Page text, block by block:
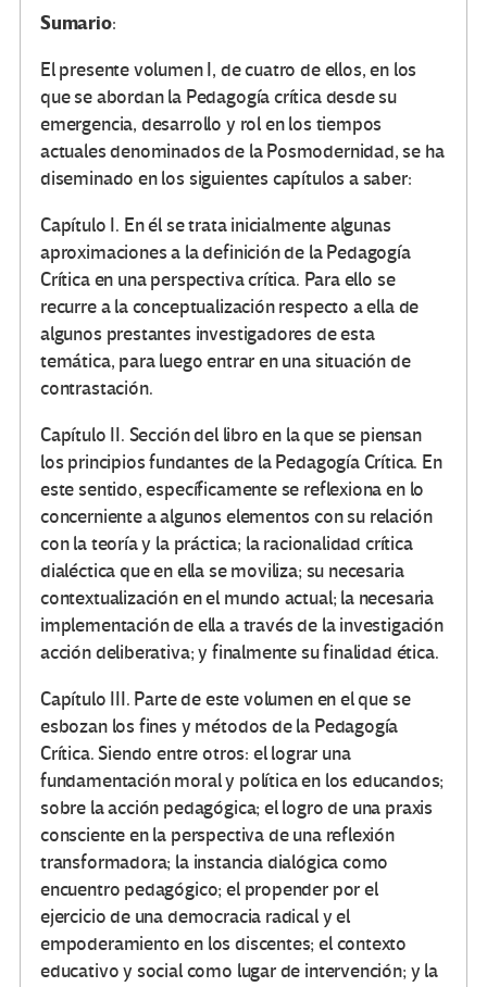
Sumario:
El presente volumen I, de cuatro de ellos, en los
que se abordan la Pedagogía crítica desde su
emergencia, desarrollo y rol en los tiempos
actuales denominados de la Posmodernidad, se ha
diseminado en los siguientes capítulos a saber:
Capítulo I. En él se trata inicialmente algunas
aproximaciones a la definición de la Pedagogía
Crítica en una perspectiva crítica. Para ello se
recurre a la conceptualización respecto a ella de
algunos prestantes investigadores de esta
temática, para luego entrar en una situación de
contrastación.
Capítulo II. Sección del libro en la que se piensan
los principios fundantes de la Pedagogía Crítica. En
este sentido, específicamente se reflexiona en lo
concerniente a algunos elementos con su relación
con la teoría y la práctica; la racionalidad crítica
dialéctica que en ella se moviliza; su necesaria
contextualización en el mundo actual; la necesaria
implementación de ella a través de la investigación
acción deliberativa; y finalmente su finalidad ética.
Capítulo III. Parte de este volumen en el que se
esbozan los fines y métodos de la Pedagogía
Crítica. Siendo entre otros: el lograr una
fundamentación moral y política en los educandos;
sobre la acción pedagógica; el logro de una praxis
consciente en la perspectiva de una reflexión
transformadora; la instancia dialógica como
encuentro pedagógico; el propender por el
ejercicio de una democracia radical y el
empoderamiento en los discentes; el contexto
educativo y social como lugar de intervención; y la